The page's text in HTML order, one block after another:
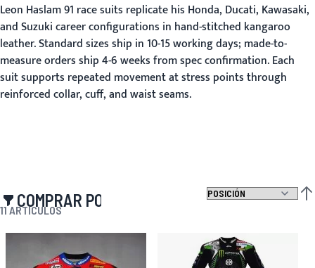
Leon Haslam 91 race suits replicate his Honda, Ducati, Kawasaki,
and Suzuki career configurations in hand-stitched kangaroo
leather. Standard sizes ship in 10-15 working days; made-to-
measure orders ship 4-6 weeks from spec confirmation. Each
suit supports repeated movement at stress points through
reinforced collar, cuff, and waist seams.
COMPRAR POR
11ARTÍCULOS